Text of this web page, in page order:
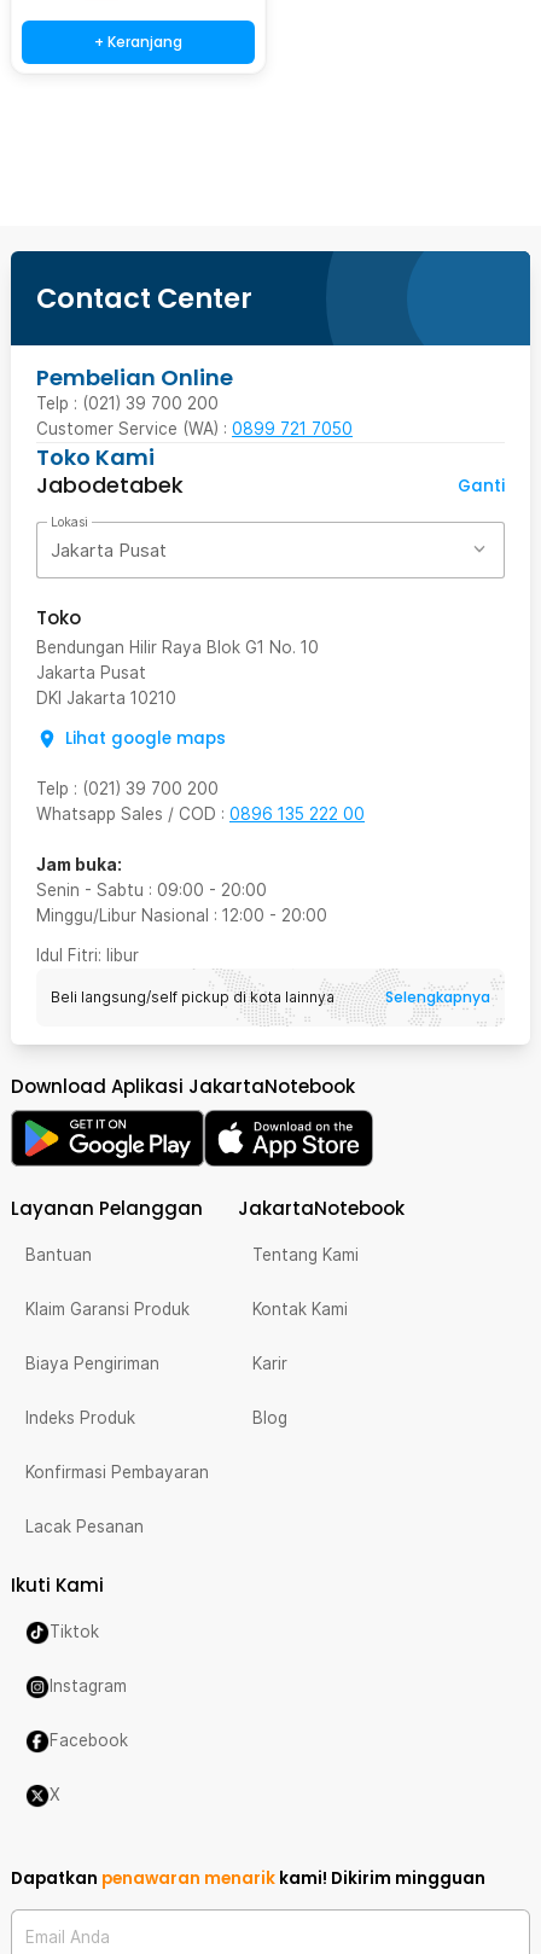
+ Keranjang
Contact Center
Pembelian Online
Telp : (021) 39 700 200
Customer Service (WA) : 0899 721 7050
Toko Kami
Jabodetabek
Ganti
Lokasi
Jakarta Pusat
Toko
Bendungan Hilir Raya Blok G1 No. 10
Jakarta Pusat
DKI Jakarta 10210
Lihat google maps
Telp : (021) 39 700 200
Whatsapp Sales / COD : 0896 135 222 00
Jam buka:
Senin - Sabtu : 09:00 - 20:00
Minggu/Libur Nasional : 12:00 - 20:00
Idul Fitri: libur
Beli langsung/self pickup di kota lainnya Selengkapnya
Download Aplikasi JakartaNotebook
Layanan Pelanggan
Bantuan
Klaim Garansi Produk
Biaya Pengiriman
Indeks Produk
Konfirmasi Pembayaran
Lacak Pesanan
JakartaNotebook
Tentang Kami
Kontak Kami
Karir
Blog
Ikuti Kami
Tiktok
Instagram
Facebook
X
Dapatkan penawaran menarik kami! Dikirim mingguan
Email Anda